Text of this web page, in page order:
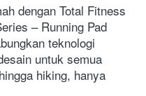
dengan Total Fitness
– Running Pad
teknologi
untuk semua
hiking, hanya